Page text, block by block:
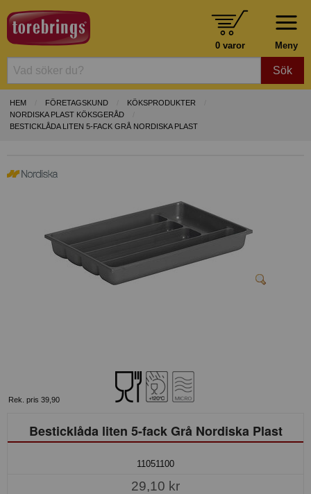
Meny
0 varor
Sök
HEM FÖRETAGSKUND
KÖKSPRODUKTER
NORDISKA PLAST KÖKSGERÅD
BESTICKLÅDA LITEN 5-FACK GRÅ NORDISKA PLAST
Rek. pris 39,90
Besticklåda liten 5-fack Grå Nordiska Plast
11051100
29,10 kr